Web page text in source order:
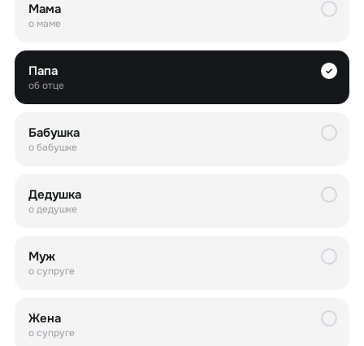
Мама
о маме
Папа
об отце
✓
Бабушка
о бабушке
Дедушка
о дедушке
Муж
о супруге
Жена
о супруге